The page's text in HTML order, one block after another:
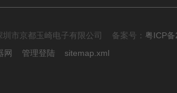
圳市京都玉崎电子有限公司 备案号： 粤ICP
网 管理登陆 sitemap.xml